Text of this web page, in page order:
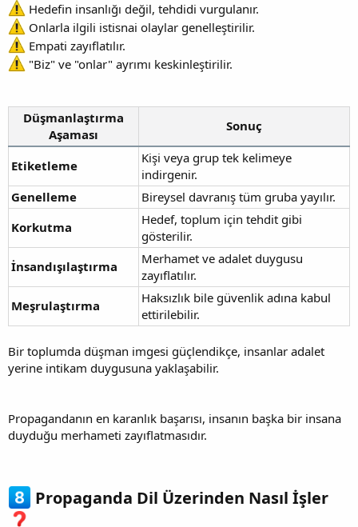
Hedefin insanlığı değil, tehdidi vurgulanır.
Onlarla ilgili istisnai olaylar genelleştirilir.
Empati zayıflatılır.
"Biz" ve "onlar" ayrımı keskinleştirilir.
Düşmanlaştırma
Aşaması
Sonuç
Etiketleme
Kişi veya grup tek kelimeye
indirgenir.
Genelleme
Bireysel davranış tüm gruba yayılır.
Korkutma
Hedef, toplum için tehdit gibi
gösterilir.
İnsandışılaştırma
Merhamet ve adalet duygusu
zayıflatılır.
Meşrulaştırma
Haksızlık bile güvenlik adına kabul
ettirilebilir.
Bir toplumda düşman imgesi güçlendikçe, insanlar adalet
yerine intikam duygusuna yaklaşabilir.
Propagandanın en karanlık başarısı, insanın başka bir insana
duyduğu merhameti zayıflatmasıdır.
Propaganda Dil Üzerinden Nasıl İşler